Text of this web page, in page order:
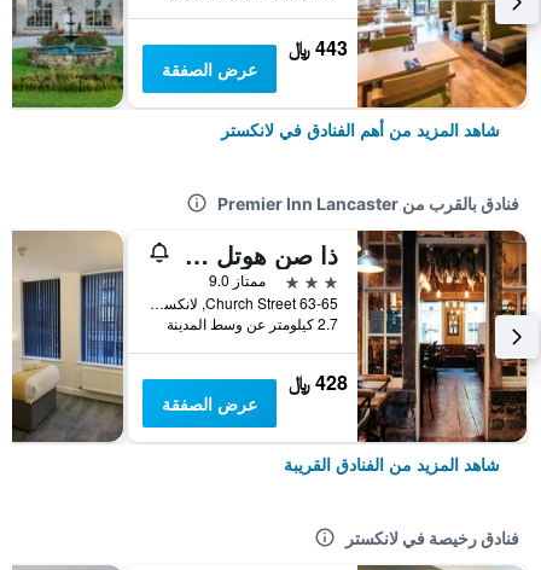
443 ﷼
عرض الصفقة
شاهد المزيد من أهم الفنادق في لانكستر
فنادق بالقرب من Premier Inn Lancaster
ذا صن هوتل & بار
3 نجوم
ممتاز 9.0
63-65 Church Street, لانكستر, المملكة المتحدة
2.7 كيلومتر عن وسط المدينة
428 ﷼
عرض الصفقة
شاهد المزيد من الفنادق القريبة
فنادق رخيصة في لانكستر